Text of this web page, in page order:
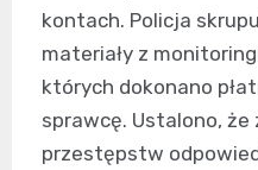
kontach. Policja
materiały z
których dokonano
sprawcę. Ustalono, że
przestępstw